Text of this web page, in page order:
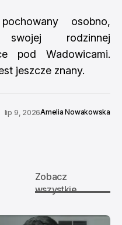
osobno,
rodzinnej
pod Wadowicami.
jeszcze znany.
lip 9, 2026Amelia Nowakowska
Zobacz
wszystkie